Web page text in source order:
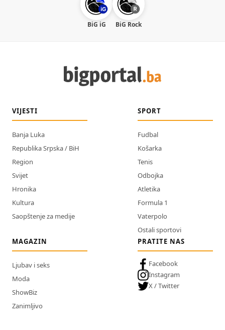
BiG iG BiG Rock
VIJESTI
Banja Luka
Republika Srpska / BiH
Region
Svijet
Hronika
Kultura
Saopštenje za medije
SPORT
Fudbal
Košarka
Tenis
Odbojka
Atletika
Formula 1
Vaterpolo
Ostali sportovi
MAGAZIN
Ljubav i seks
Moda
ShowBiz
Zanimljivo
PRATITE NAS
Facebook
Instagram
X / Twitter